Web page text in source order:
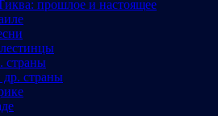
прошлое и настоящее
страны
страны